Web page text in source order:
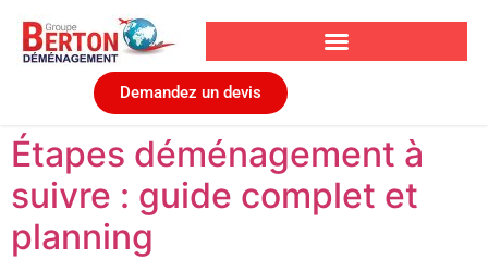
Demandez un devis
Étapes déménagement à
suivre : guide complet et
planning